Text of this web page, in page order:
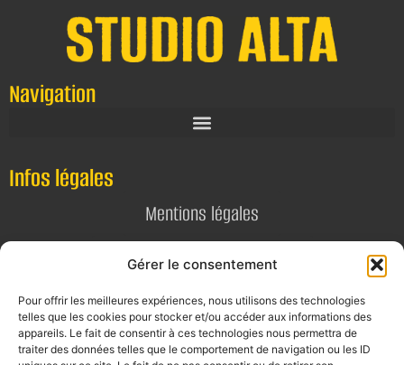
Gérer le consentement
Pour offrir les meilleures expériences, nous utilisons des technologies
telles que les cookies pour stocker et/ou accéder aux informations des
appareils. Le fait de consentir à ces technologies nous permettra de
traiter des données telles que le comportement de navigation ou les ID
Navigation
Infos légales
Mentions légales
Politique de confidentialité
Contact
E-mail